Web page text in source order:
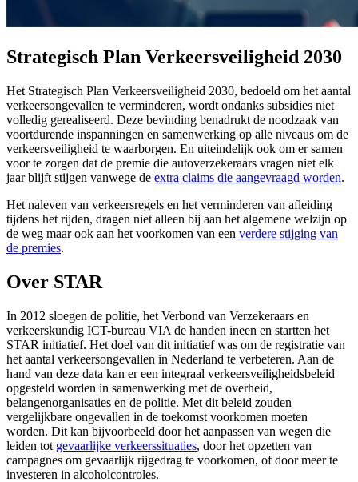
Strategisch Plan Verkeersveiligheid 2030
Het Strategisch Plan Verkeersveiligheid 2030, bedoeld om het aantal
verkeersongevallen te verminderen, wordt ondanks subsidies niet
volledig gerealiseerd. Deze bevinding benadrukt de noodzaak van
voortdurende inspanningen en samenwerking op alle niveaus om de
verkeersveiligheid te waarborgen. En uiteindelijk ook om er samen
voor te zorgen dat de premie die autoverzekeraars vragen niet elk
jaar blijft stijgen vanwege de extra claims die aangevraagd worden.
Het naleven van verkeersregels en het verminderen van afleiding
tijdens het rijden, dragen niet alleen bij aan het algemene welzijn op
de weg maar ook aan het voorkomen van een verdere stijging van
de premies.
Over STAR
In 2012 sloegen de politie, het Verbond van Verzekeraars en
verkeerskundig ICT-bureau VIA de handen ineen en startten het
STAR initiatief. Het doel van dit initiatief was om de registratie van
het aantal verkeersongevallen in Nederland te verbeteren. Aan de
hand van deze data kan er een integraal verkeersveiligheidsbeleid
opgesteld worden in samenwerking met de overheid,
belangenorganisaties en de politie. Met dit beleid zouden
vergelijkbare ongevallen in de toekomst voorkomen moeten
worden. Dit kan bijvoorbeeld door het aanpassen van wegen die
leiden tot gevaarlijke verkeerssituaties, door het opzetten van
campagnes om gevaarlijk rijgedrag te voorkomen, of door meer te
investeren in alcoholcontroles.